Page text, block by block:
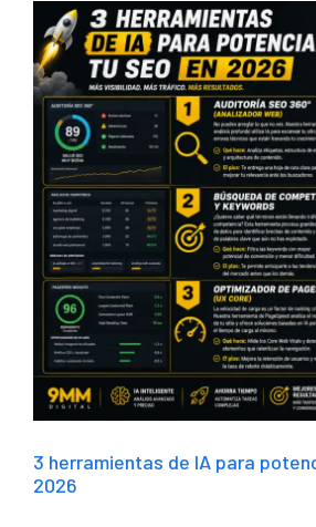
3 herramientas de IA para
2026